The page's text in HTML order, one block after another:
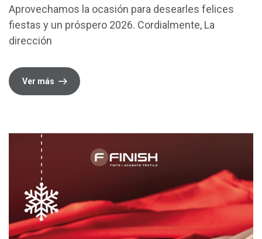
Aprovechamos la ocasión para desearles felices
fiestas y un próspero 2026. Cordialmente, La
dirección
Ver más